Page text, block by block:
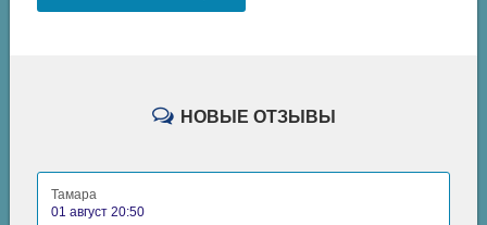
НОВЫЕ ОТЗЫВЫ
Тамара
01 август 20:50